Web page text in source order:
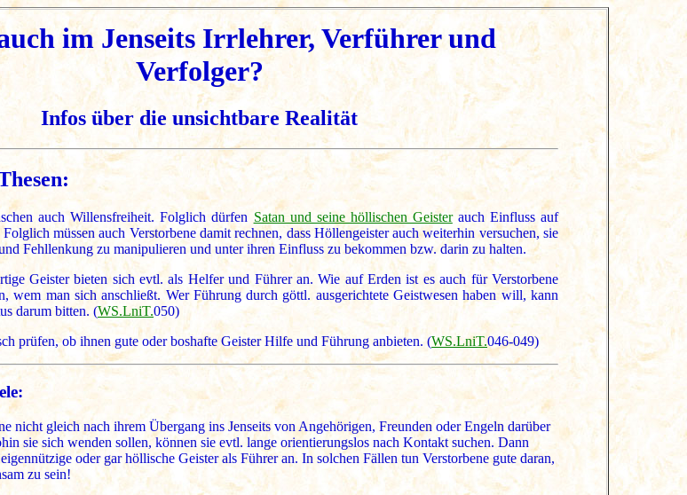
im Jenseits Irrlehrer, Verführer und
Verfolger?
Infos über die unsichtbare Realität
auch Willensfreiheit. Folglich dürfen Satan und seine höllischen Geisterauch Einfluss auf
müssen auch Verstorbene damit rechnen, dass Höllengeister auch weiterhin versuchen, sie
Fehllenkung zu manipulieren und unter ihren Einfluss zu bekommen bzw. darin zu halten.
Geister bieten sich evtl. als Helfer und Führer an. Wie auf Erden ist es auch für Verstorbene
wem man sich anschließt. Wer Führung durch göttl. ausgerichtete Geistwesen haben will, kann
darum bitten. (WS.LniT.050)
prüfen, ob ihnen gute oder boshafte Geister Hilfe und Führung anbieten. (WS.LniT.046-049)
nicht gleich nach ihrem Übergang ins Jenseits von Angehörigen, Freunden oder Engeln darüber
sie sich wenden sollen, können sie evtl. lange orientierungslos nach Kontakt suchen. Dann
oder gar höllische Geister als Führer an. In solchen Fällen tun Verstorbene gute daran,
zu sein!